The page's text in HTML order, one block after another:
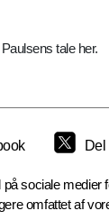
tale her.
Del
på sociale medier
omfattet af